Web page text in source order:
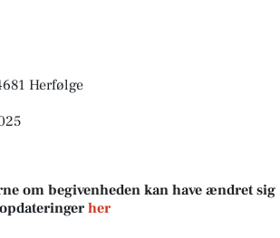
Herfølge
om begivenheden kan have ændret sig
her